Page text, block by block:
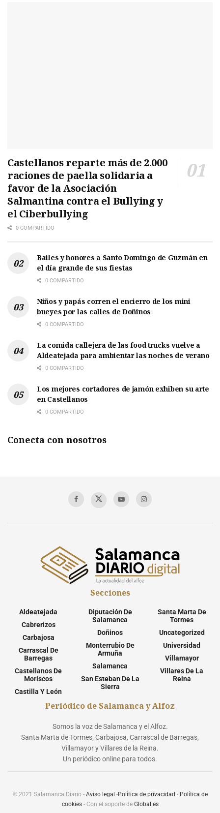
Castellanos reparte más de 2.000
raciones de paella solidaria a
favor de la Asociación
Salmantina contra el Bullying y
el Ciberbullying
0 COMPARTIDO
Bailes y honores a Santo Domingo de Guzmán en
el día grande de sus fiestas
0 COMPARTIDO
Niños y papás corren el encierro de los mini
bueyes por las calles de Doñinos
0 COMPARTIDO
La comida callejera de las food trucks vuelve a
Aldeatejada para ambientar las noches de verano
0 COMPARTIDO
Los mejores cortadores de jamón exhiben su arte
en Castellanos
0 COMPARTIDO
Conecta con nosotros
Secciones
Aldeatejada
Cabrerizos
Carbajosa
Carrascal De
Barregas
Castellanos De
Moriscos
Castilla Y León
Diputación De
Salamanca
Doñinos
Monterrubio De
Armuña
Salamanca
San Esteban De La
Sierra
Santa Marta De
Tormes
Uncategorized
Universidad
Villamayor
Villares De La
Reina
Periódico de Salamanca y Alfoz
Somos la voz de Salamanca y el Alfoz.
Santa Marta de Tormes, Carbajosa, Carrascal de Barregas,
Villamayor y Villares de la Reina.
Un periódico online para todos.
© 2021 Salamanca Diario - Aviso legal -Política de privacidad - Política de
cookies- Con el soporte de Global.es